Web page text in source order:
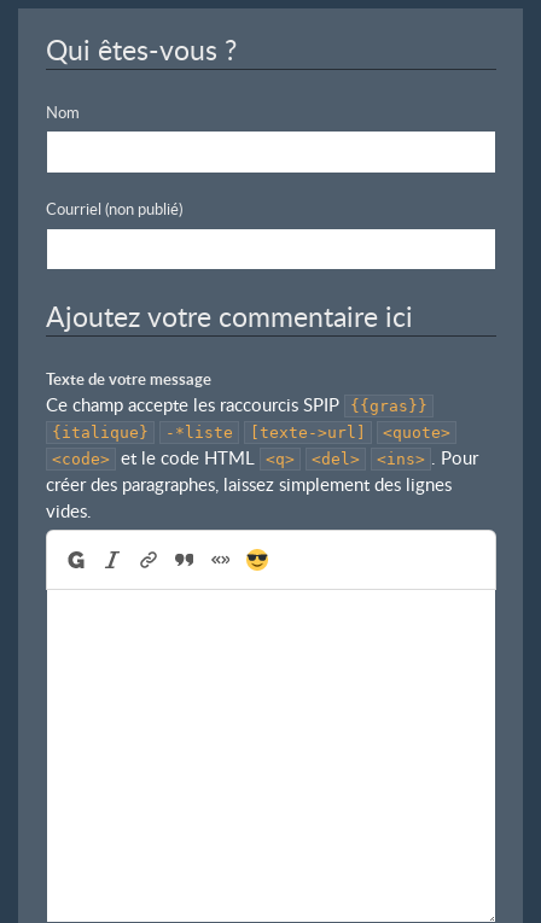
Qui êtes-vous ?
Nom
Courriel (non publié)
Ajoutez votre commentaire ici
Texte de votre message
Ce champ accepte les raccourcis SPIP
{{gras}}
{italique}
-*liste [texte->url]
<quote>
<code>
et le code HTML <q> <del> <ins>
. Pour
créer des paragraphes, laissez simplement des lignes
vides.